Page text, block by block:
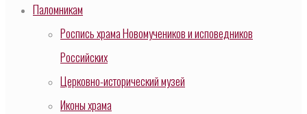
Паломникам
Роспись храма Новомучеников и исповедников
Российских
Церковно-исторический музей
Иконы храма